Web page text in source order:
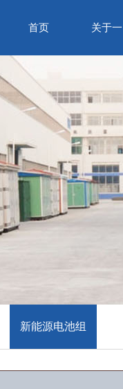
首页 关于
新能源电池组